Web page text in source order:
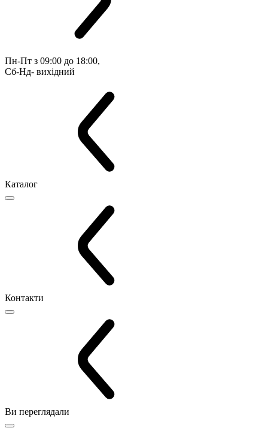
Пн-Пт з 09:00 до 18:00,
Сб-Нд- вихідний
Каталог
Контакти
Ви переглядали